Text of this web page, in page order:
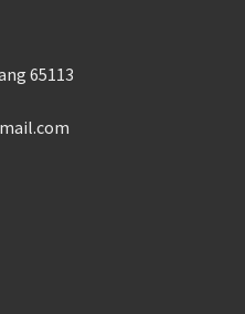
65113